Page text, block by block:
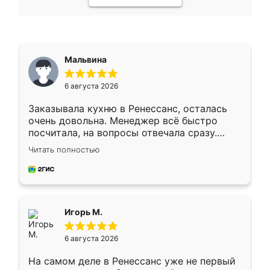
Мальвина
6 августа 2026
Заказывала кухню в Ренессанс, осталась
очень довольна. Менеджер всё быстро
посчитала, на вопросы отвечала сразу.
Замерщик приехал в субботу, подошёл к
делу со всей ответственностью. Собрали
за день, ребята работали аккуратно, даже
Читать полностью
Игорь М.
6 августа 2026
На самом деле в Ренессанс уже не первый